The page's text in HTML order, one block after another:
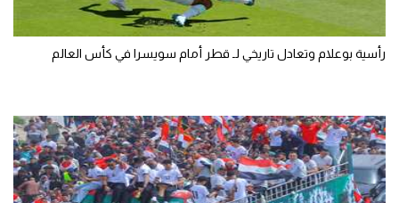
رأسية بوعلام وتعادل تاريخي لـ قطر أمام سويسرا في كأس العالم